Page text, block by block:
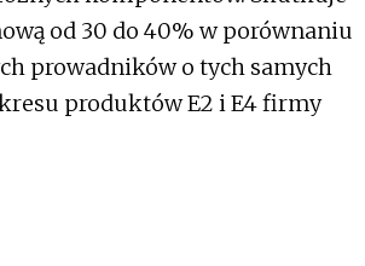
od 30 do 40% w porównaniu
prowadników o tych samych
produktów E2 i E4 firmy